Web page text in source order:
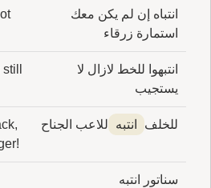
انتباه إن لم يكن معك
استمارة زرقاء
انتبهوا للخط لازال لا
يستجيب
للخلف انتبه للاعب الجناح
سناتور انتبه